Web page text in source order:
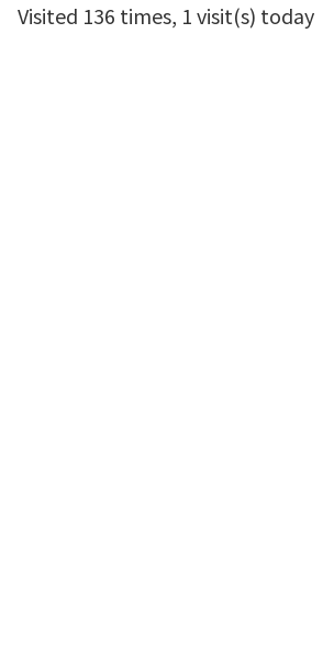
Visited 136 times, 1 visit(s) today